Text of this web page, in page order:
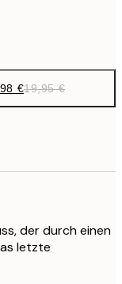
€19,95 €
der durch einen
letzte